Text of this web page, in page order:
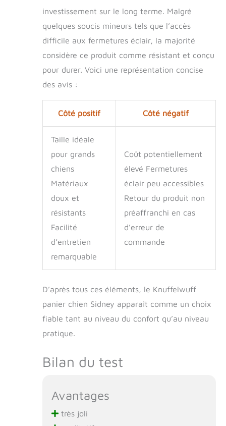
investissement sur le long terme. Malgré
quelques soucis mineurs tels que l’accès
difficile aux fermetures éclair, la majorité
considère ce produit comme résistant et conçu
pour durer. Voici une représentation concise
des avis :
Côté positif Côté négatif
Taille idéale
pour grands
chiens
Matériaux
doux et
résistants
Facilité
d’entretien
remarquable
Coût potentiellement
élevé Fermetures
éclair peu accessibles
Retour du produit non
préaffranchi en cas
d’erreur de
commande
D’après tous ces éléments, le Knuffelwuff
panier chien Sidney apparaît comme un choix
fiable tant au niveau du confort qu’au niveau
pratique.
Bilan du test
Avantages
très joli